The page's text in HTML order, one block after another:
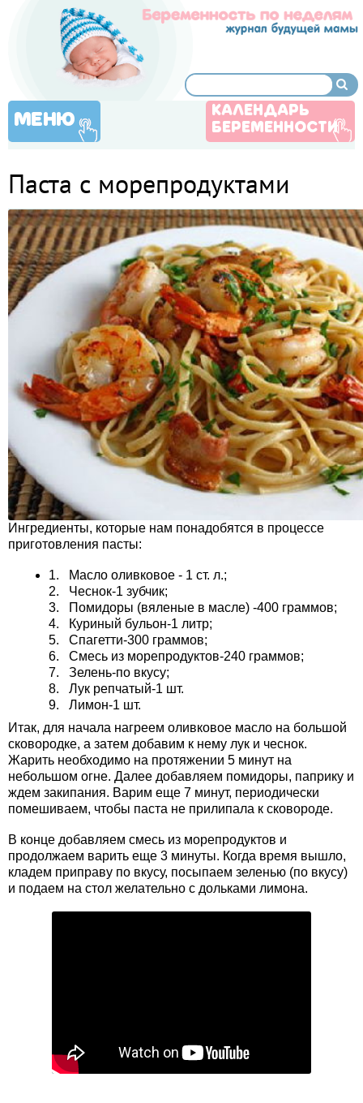
МЕНЮ
КАЛЕНДАРЬ
БЕРЕМЕННОСТИ
Паста с морепродуктами
Ингредиенты, которые нам понадобятся в процессе
приготовления пасты:
1. Масло оливковое - 1 ст. л.;
2. Чеснок-1 зубчик;
3. Помидоры (вяленые в масле) -400 граммов;
4. Куриный бульон-1 литр;
5. Спагетти-300 граммов;
6. Смесь из морепродуктов-240 граммов;
7. Зелень-по вкусу;
8. Лук репчатый-1 шт.
9. Лимон-1 шт.
Итак, для начала нагреем оливковое масло на большой
сковородке, а затем добавим к нему лук и чеснок.
Жарить необходимо на протяжении 5 минут на
небольшом огне. Далее добавляем помидоры, паприку и
ждем закипания. Варим еще 7 минут, периодически
помешиваем, чтобы паста не прилипала к сковороде.
В конце добавляем смесь из морепродуктов и
продолжаем варить еще 3 минуты. Когда время вышло,
кладем приправу по вкусу, посыпаем зеленью (по вкусу)
и подаем на стол желательно с дольками лимона.